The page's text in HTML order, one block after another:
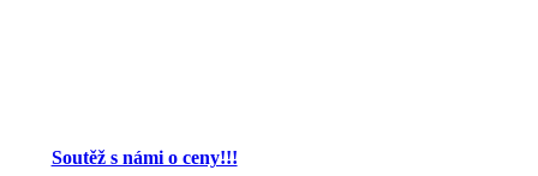
Soutěž s námi o ceny!!!